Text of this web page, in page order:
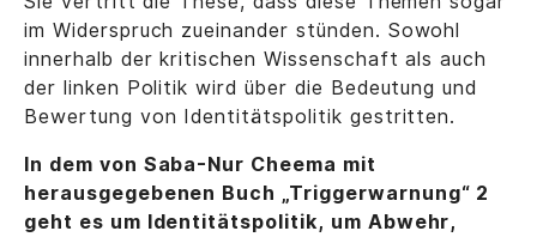
im Widerspruch zueinander stünden. Sowohl
innerhalb der kritischen Wissenschaft als auch
der linken Politik wird über die Bedeutung und
Bewertung von Identitätspolitik gestritten.
In dem von Saba-Nur Cheema mit
herausgegebenen Buch „Triggerwarnung“ 2
geht es um Identitätspolitik, um Abwehr,